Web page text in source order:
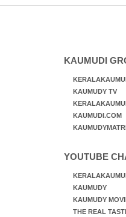
ജീവന് വേണ്ടിയായി
KAUMUDI
KAUMUDY TV
KAUMUDI.COM
YOUTUBE
KAUMUDY
KAUMUDY
THE REAL